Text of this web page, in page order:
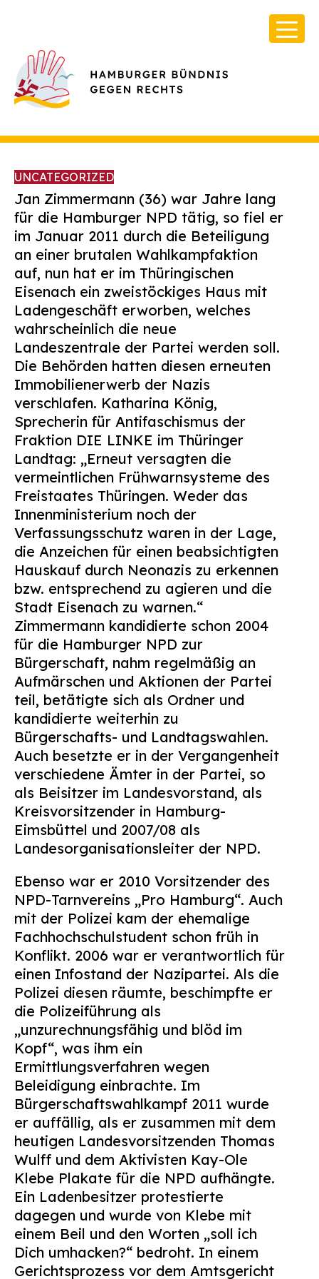
Über Uns
Infos & Broschüren
Archiv
Kontakt
Suchen
nach:
UNCATEGORIZED
Jan Zimmermann (36) war Jahre lang
für die Hamburger NPD tätig, so fiel er
im Januar 2011 durch die Beteiligung
an einer brutalen Wahlkampfaktion
auf, nun hat er im Thüringischen
Eisenach ein zweistöckiges Haus mit
Ladengeschäft erworben, welches
wahrscheinlich die neue
Landeszentrale der Partei werden soll.
Die Behörden hatten diesen erneuten
Immobilienerwerb der Nazis
verschlafen. Katharina König,
Sprecherin für Antifaschismus der
Fraktion DIE LINKE im Thüringer
Landtag: „Erneut versagten die
vermeintlichen Frühwarnsysteme des
Freistaates Thüringen. Weder das
Innenministerium noch der
Verfassungsschutz waren in der Lage,
die Anzeichen für einen beabsichtigten
Hauskauf durch Neonazis zu erkennen
bzw. entsprechend zu agieren und die
Stadt Eisenach zu warnen.“
Zimmermann kandidierte schon 2004
für die Hamburger NPD zur
Bürgerschaft, nahm regelmäßig an
Aufmärschen und Aktionen der Partei
teil, betätigte sich als Ordner und
kandidierte weiterhin zu
Bürgerschafts- und Landtagswahlen.
Auch besetzte er in der Vergangenheit
verschiedene Ämter in der Partei, so
als Beisitzer im Landesvorstand, als
Kreisvorsitzender in Hamburg-
Eimsbüttel und 2007/08 als
Landesorganisationsleiter der NPD.
Ebenso war er 2010 Vorsitzender des
NPD-Tarnvereins „Pro Hamburg“. Auch
mit der Polizei kam der ehemalige
Fachhochschulstudent schon früh in
Konflikt. 2006 war er verantwortlich für
einen Infostand der Nazipartei. Als die
Polizei diesen räumte, beschimpfte er
die Polizeiführung als
„unzurechnungsfähig und blöd im
Kopf“, was ihm ein
Ermittlungsverfahren wegen
Beleidigung einbrachte. Im
Bürgerschaftswahlkampf 2011 wurde
er auffällig, als er zusammen mit dem
heutigen Landesvorsitzenden Thomas
Wulff und dem Aktivisten Kay-Ole
Klebe Plakate für die NPD aufhängte.
Ein Ladenbesitzer protestierte
dagegen und wurde von Klebe mit
einem Beil und den Worten „soll ich
Dich umhacken?“ bedroht. In einem
Gerichtsprozess vor dem Amtsgericht